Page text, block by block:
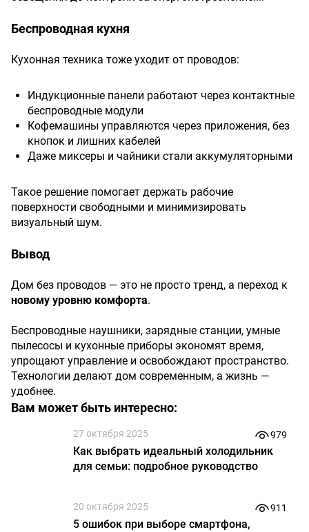
Беспроводная кухня
Кухонная техника тоже уходит от проводов:
Индукционные панели работают через контактные
беспроводные модули
Кофемашины управляются через приложения, без
кнопок и лишних кабелей
Даже миксеры и чайники стали аккумуляторными
Такое решение помогает держать рабочие
поверхности свободными и минимизировать
визуальный шум.
Вывод
Дом без проводов — это не просто тренд, а переход к
новому уровню комфорта.
Беспроводные наушники, зарядные станции, умные
пылесосы и кухонные приборы экономят время,
упрощают управление и освобождают пространство.
Технологии делают дом современным, а жизнь —
удобнее.
Вам может быть интересно:
27 октября 2025 979
Как выбрать идеальный холодильник
для семьи: подробное руководство
20 октября 2025 911
5 ошибок при выборе смартфона,